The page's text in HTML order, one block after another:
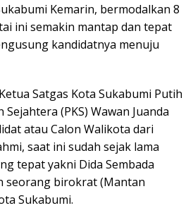
Kemarin, bermodalkan 8
ini semakin mantap dan tepat
kandidatnya menuju
Satgas Kota Sukabumi Putih
Sejahtera (PKS) Wawan Juanda
atau Calon Walikota dari
saat ini sudah sejak lama
tepat yakni Dida Sembada
seorang birokrat (Mantan
Sukabumi.